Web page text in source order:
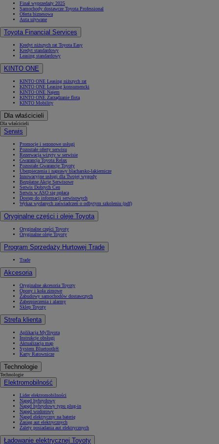
Finał wyprzedaży 2025
Samochody dostawcze Toyota Professional
Oferta biznesowa
Auta używane
Toyota Financial Services
Kredyt niższych rat Toyota Easy
Kredyt standardowy
Leasing standardowy
KINTO ONE
KINTO ONE Leasing niższych rat
KINTO ONE Leasing konsumencki
KINTO ONE Najem
KINTO ONE Zarządzanie flotą
KINTO Mobility
Dla właścicieli
Dla właścicieli
Serwis
Promocje i sezonowe usługi
Pozostałe oferty serwisu
Rezerwacja wizyty w serwisie
Gwarancja Toyota Relax
Pozostałe Gwarancje Toyoty
Ubezpieczenia i naprawy blacharsko-lakiernicze
Innowacyjne usługi dla Twojej wygody
Bezpłatne Akcje Serwisowe
Serwis Dobrych Cen
Serwis w ASO się opłaca
Dostęp do informacji serwisowych
Wykaz wydanych zaświadczeń o odbytym szkoleniu (pdf)
Oryginalne części i oleje Toyota
Oryginalne części Toyoty
Oryginalne oleje Toyoty
Program Sprzedaży Hurtowej Trade
Trade
Akcesoria
Oryginalne akcesoria Toyoty
Opony i koła zimowe
Zabudowy samochodów dostawczych
Zabezpieczenia i alarmy
Sklep Toyoty
Strefa klienta
Aplikacja MyToyota
Instrukcje obsługi
Aktualizacja map
System Bluetooth®
Karty Ratownicze
Technologie
Technologie
Elektromobilność
Lider elektromobilności
Napęd hybrydowy
Napęd hybrydowy typu plug-in
Napęd wodorowy
Napęd elektryczny na baterię
Zasięg aut elektrycznych
Zalety posiadania aut elektrycznych
Ładowanie elektrycznej Toyoty